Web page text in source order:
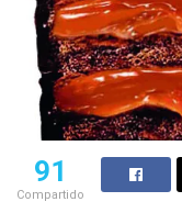
91
Compartido